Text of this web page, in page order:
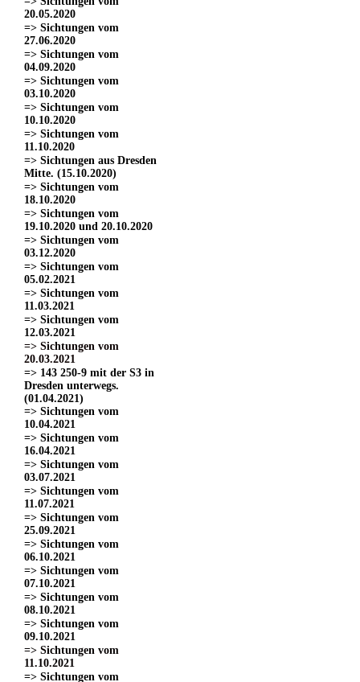
20.05.2020
=> Sichtungen vom
27.06.2020
=> Sichtungen vom
04.09.2020
=> Sichtungen vom
03.10.2020
=> Sichtungen vom
10.10.2020
=> Sichtungen vom
11.10.2020
=> Sichtungen aus Dresden
Mitte. (15.10.2020)
=> Sichtungen vom
18.10.2020
=> Sichtungen vom
19.10.2020 und 20.10.2020
=> Sichtungen vom
03.12.2020
=> Sichtungen vom
05.02.2021
=> Sichtungen vom
11.03.2021
=> Sichtungen vom
12.03.2021
=> Sichtungen vom
20.03.2021
=> 143 250-9 mit der S3 in
Dresden unterwegs.
(01.04.2021)
=> Sichtungen vom
10.04.2021
=> Sichtungen vom
16.04.2021
=> Sichtungen vom
03.07.2021
=> Sichtungen vom
11.07.2021
=> Sichtungen vom
25.09.2021
=> Sichtungen vom
06.10.2021
=> Sichtungen vom
07.10.2021
=> Sichtungen vom
08.10.2021
=> Sichtungen vom
09.10.2021
=> Sichtungen vom
11.10.2021
=> Sichtungen vom